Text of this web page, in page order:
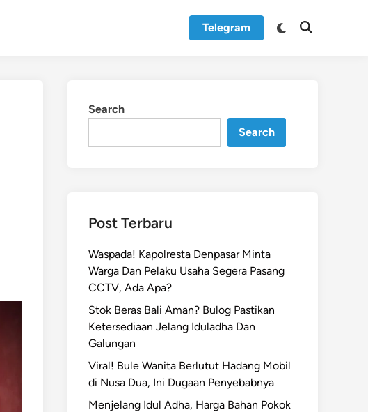
Telegram
Switch
Open
Search
Search
Post Terbaru
Waspada! Kapolresta Denpasar Minta
Warga Dan Pelaku Usaha Segera Pasang
CCTV, Ada Apa?
Stok Beras Bali Aman? Bulog Pastikan
Ketersediaan Jelang Iduladha Dan
Galungan
Viral! Bule Wanita Berlutut Hadang Mobil
di Nusa Dua, Ini Dugaan Penyebabnya
Menjelang Idul Adha, Harga Bahan Pokok